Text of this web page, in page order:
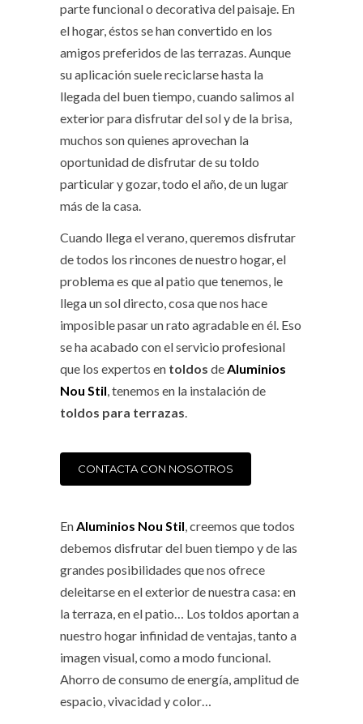
parte funcional o decorativa del paisaje. En
el hogar, éstos se han convertido en los
amigos preferidos de las terrazas. Aunque
su aplicación suele reciclarse hasta la
llegada del buen tiempo, cuando salimos al
exterior para disfrutar del sol y de la brisa,
muchos son quienes aprovechan la
oportunidad de disfrutar de su toldo
particular y gozar, todo el año, de un lugar
más de la casa.
Cuando llega el verano, queremos disfrutar
de todos los rincones de nuestro hogar, el
problema es que al patio que tenemos, le
llega un sol directo, cosa que nos hace
imposible pasar un rato agradable en él. Eso
se ha acabado con el servicio profesional
que los expertos en toldos deAluminios
Nou Stil, tenemos en la instalación de
toldos para terrazas.
CONTACTA CON NOSOTROS
EnAluminios Nou Stil, creemos que todos
debemos disfrutar del buen tiempo y de las
grandes posibilidades que nos ofrece
deleitarse en el exterior de nuestra casa: en
la terraza, en el patio… Los toldos aportan a
nuestro hogar infinidad de ventajas, tanto a
imagen visual, como a modo funcional.
Ahorro de consumo de energía, amplitud de
espacio, vivacidad y color…